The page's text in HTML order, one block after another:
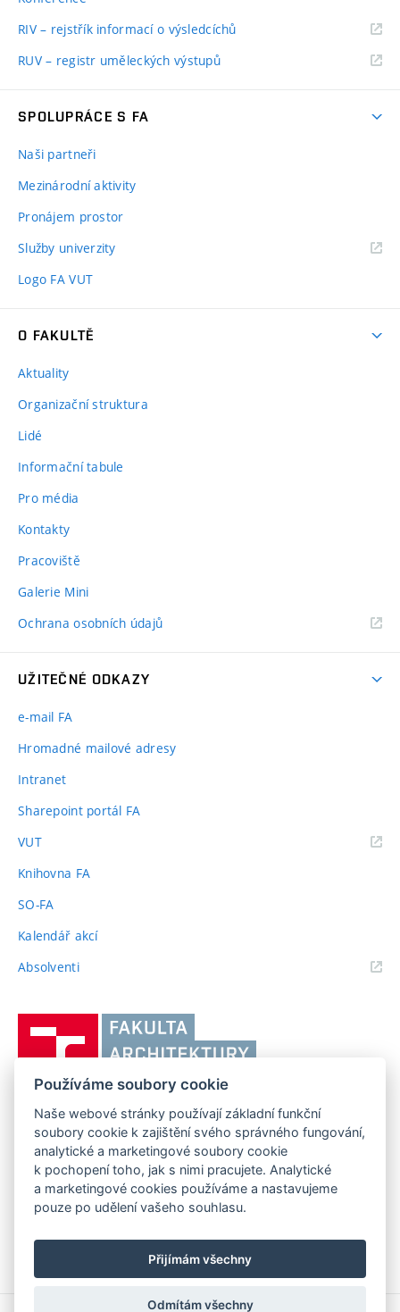
RIV – rejstřík informací o výsledcíchů
RUV – registr uměleckých výstupů
SPOLUPRÁCE S FA
Naši partneři
Mezinárodní aktivity
Pronájem prostor
Služby univerzity
Logo FA VUT
O FAKULTĚ
Aktuality
Organizační struktura
Lidé
Informační tabule
Pro média
Kontakty
Pracoviště
Galerie Mini
Ochrana osobních údajů
UŽITEČNÉ ODKAZY
e-mail FA
Hromadné mailové adresy
Intranet
Sharepoint portál FA
VUT(externí
Knihovna FA
SO-FA
Kalendář akcí
Absolventi(externí
Brně,
Fakulta
architektury
FAKULTA ARCHITEKTURY VUT V BRNĚ
Poříčí 273/5, 639 00 Brno
Telefon: 54114 6600
www.fa.vutbr.cz
info@fa.vutbr.cz
Používáme soubory cookie
Naše webové stránky používají základní funkční
soubory cookie k zajištění svého správného fungování,
analytické a marketingové soubory cookie
k pochopení toho, jak s nimi pracujete. Analytické
a marketingové cookies používáme a nastavujeme
pouze po udělení vašeho souhlasu.
Přijímám všechny
Odmítám všechny